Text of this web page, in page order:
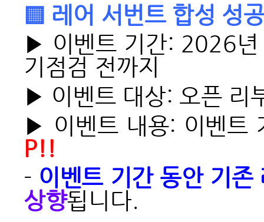
▒ 레어 서번트 합성 성
▶ 이벤트 기간: 2026
기점검 전까지
▶ 이벤트 대상: 오픈 리
▶ 이벤트 내용: 이벤트
P!!
- 이벤트 기간 동안 기
상향됩니다.